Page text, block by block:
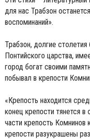
для нас Трабзон
воспоминаний».
Трабзон, долгие
Понтийского царства,
город богат своими
побывал в крепости
«Крепость находится
конец крепости тянется
части крепость
крепости разукрашены